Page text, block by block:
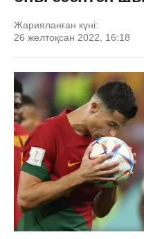
Жарияланған күні:
26 желтоқсан 2022, 16:18